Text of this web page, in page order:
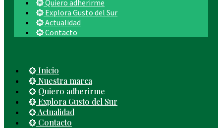
Quiero adherirme
Explora Gusto del Sur
Actualidad
Contacto
Inicio
Nuestra marca
Quiero adherirme
Explora Gusto del Sur
Actualidad
Contacto